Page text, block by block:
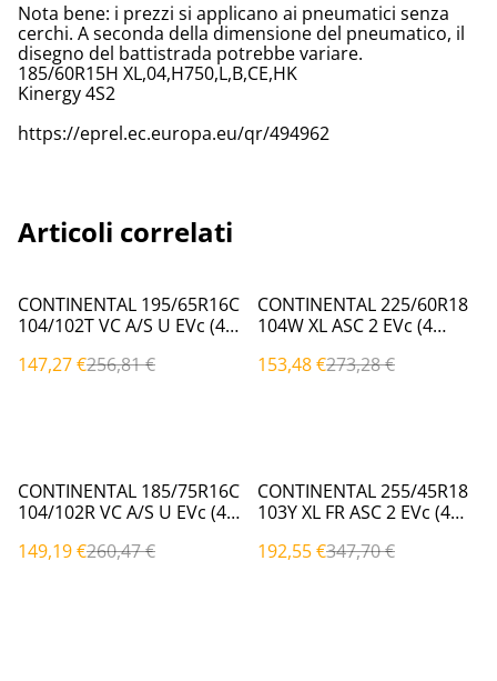
Nota bene: i prezzi si applicano ai pneumatici senza
cerchi. A seconda della dimensione del pneumatico, il
disegno del battistrada potrebbe variare.
185/60R15H XL,04,H750,L,B,CE,HK
Kinergy 4S2
https://eprel.ec.europa.eu/qr/494962
Articoli correlati
%
CONTINENTAL 195/65R16C
104/102T VC A/S U EVc (4
147,27 €256,81 €
%
CONTINENTAL 225/60R18
104W XL ASC 2 EVc (4
153,48 €273,28 €
%
CONTINENTAL 185/75R16C
104/102R VC A/S U EVc (4
149,19 €260,47 €
%
CONTINENTAL 255/45R18
103Y XL FR ASC 2 EVc (4
192,55 €347,70 €